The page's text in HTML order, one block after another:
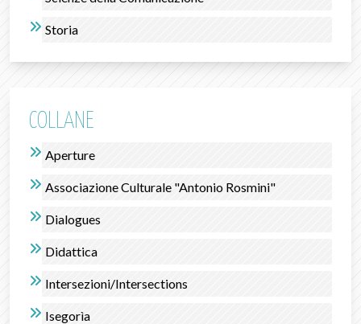
Storia
COLLANE
Aperture
Associazione Culturale "Antonio Rosmini"
Dialogues
Didattica
Intersezioni/Intersections
Isegorìa